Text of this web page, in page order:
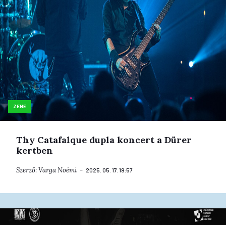
ZENE
Thy Catafalque dupla koncert a Dürer
kertben
Szerző:Varga Noémi 2025. 05. 17. 19:57